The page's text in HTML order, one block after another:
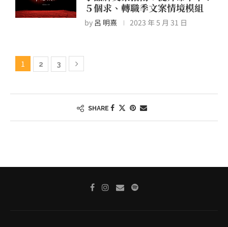
５個求、轉職季文案情境模組
by 呂 明熹 2023 年 5 月 31 日
1 2 3
SHARE